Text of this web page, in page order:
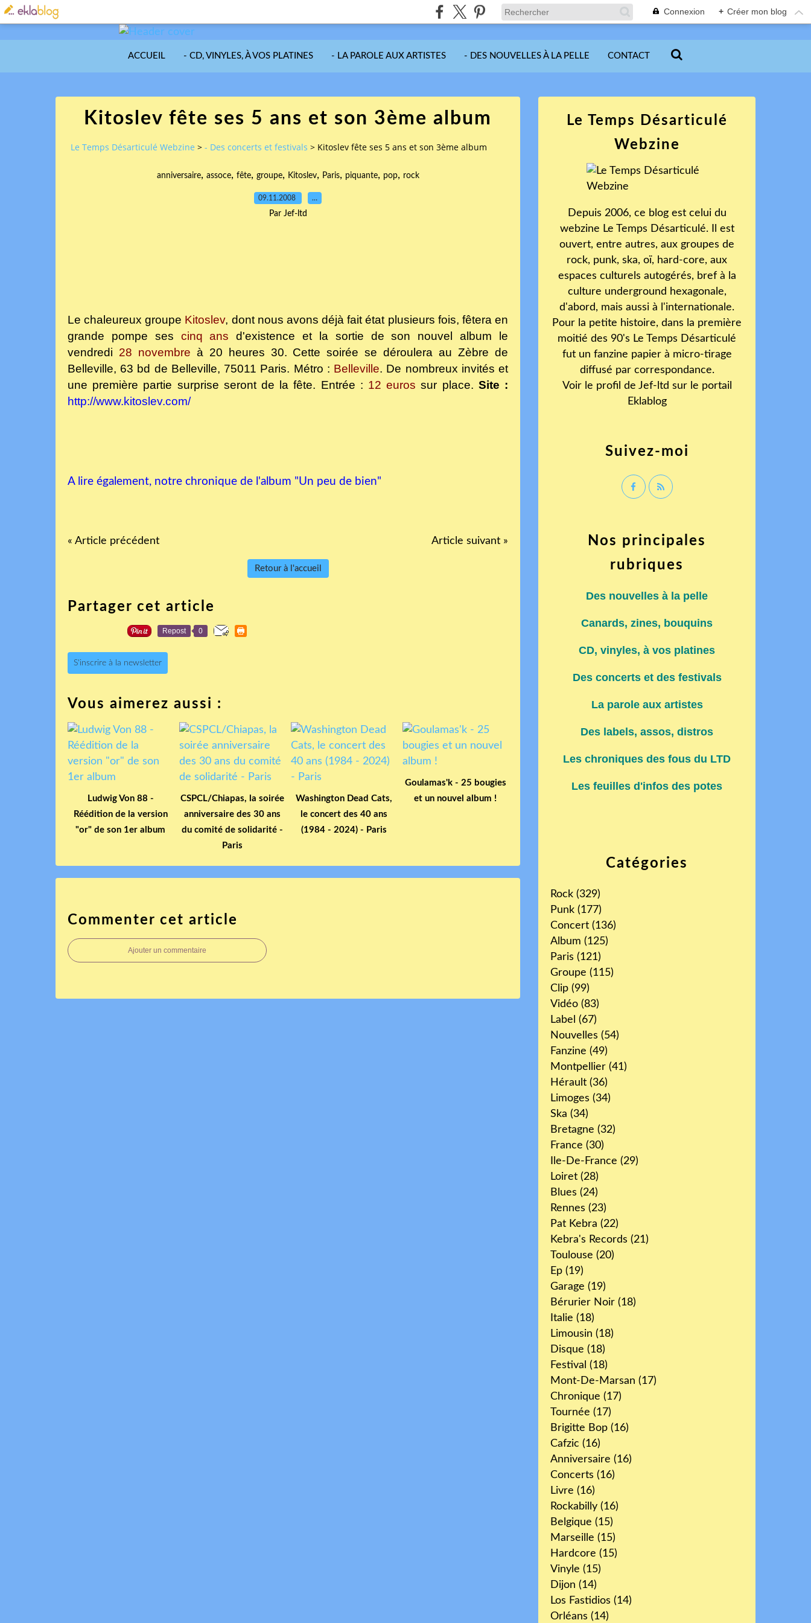
Connexion + Créer mon blog
ACCUEIL - CD, VINYLES, À VOS PLATINES - LA PAROLE AUX ARTISTES - DES NOUVELLES À LA PELLE CONTACT
Kitoslev fête ses 5 ans et son 3ème album
Le Temps Désarticulé Webzine > - Des concerts et festivals > Kitoslev fête ses 5 ans et son 3ème album
anniversaire, assoce, fête, groupe, Kitoslev, Paris, piquante, pop, rock
09.11.2008 …
Par Jef-ltd
Le chaleureux groupe Kitoslev, dont nous avons déjà fait état plusieurs fois, fêtera en
grande pompe ses cinq ans d'existence et la sortie de son nouvel album le
vendredi 28 novembre à 20 heures 30. Cette soirée se déroulera au Zèbre de
Belleville, 63 bd de Belleville, 75011 Paris. Métro : Belleville. De nombreux invités et
une première partie surprise seront de la fête. Entrée : 12 euros sur place. Site :
http://www.kitoslev.com/
A lire également, notre chronique de l'album "Un peu de bien"
« Article précédent Article suivant »
Retour à l'accueil
Partager cet article
Repost 0
S'inscrire à la newsletter
Vous aimerez aussi :
Ludwig Von 88 -
Réédition de la version
"or" de son 1er album
CSPCL/Chiapas, la soirée
anniversaire des 30 ans
du comité de solidarité -
Paris
Washington Dead Cats,
le concert des 40 ans
(1984 - 2024) - Paris
Goulamas'k - 25 bougies
et un nouvel album !
Commenter cet article
Ajouter un commentaire
Catégories
Rock (329)
Punk (177)
Concert (136)
Album (125)
Paris (121)
Groupe (115)
Clip (99)
Vidéo (83)
Label (67)
Nouvelles (54)
Fanzine (49)
Montpellier (41)
Hérault (36)
Limoges (34)
Ska (34)
Bretagne (32)
France (30)
Ile-De-France (29)
Loiret (28)
Blues (24)
Rennes (23)
Pat Kebra (22)
Kebra's Records (21)
Toulouse (20)
Ep (19)
Garage (19)
Bérurier Noir (18)
Italie (18)
Limousin (18)
Disque (18)
Festival (18)
Mont-De-Marsan (17)
Chronique (17)
Tournée (17)
Brigitte Bop (16)
Cafzic (16)
Anniversaire (16)
Concerts (16)
Livre (16)
Rockabilly (16)
Belgique (15)
Marseille (15)
Hardcore (15)
Vinyle (15)
Dijon (14)
Los Fastidios (14)
Orléans (14)
Le Temps Désarticulé
Webzine
Depuis 2006, ce blog est celui du
webzine Le Temps Désarticulé. Il est
ouvert, entre autres, aux groupes de
rock, punk, ska, oï, hard-core, aux
espaces culturels autogérés, bref à la
culture underground hexagonale,
d'abord, mais aussi à l'internationale.
Pour la petite histoire, dans la première
moitié des 90's Le Temps Désarticulé
fut un fanzine papier à micro-tirage
diffusé par correspondance.
Voir le profil de Jef-ltd sur le portail
Eklablog
Suivez-moi
Nos principales
rubriques
Des nouvelles à la pelle
Canards, zines, bouquins
CD, vinyles, à vos platines
Des concerts et des festivals
La parole aux artistes
Des labels, assos, distros
Les chroniques des fous du LTD
Les feuilles d'infos des potes